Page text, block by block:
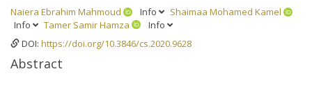
Naiera Ebrahim Mahmoud Info
Shaimaa Mohamed Kamel
Info
Tamer Samir Hamza
Info
DOI: https://doi.org/10.3846/cs.2020.9628
Abstract